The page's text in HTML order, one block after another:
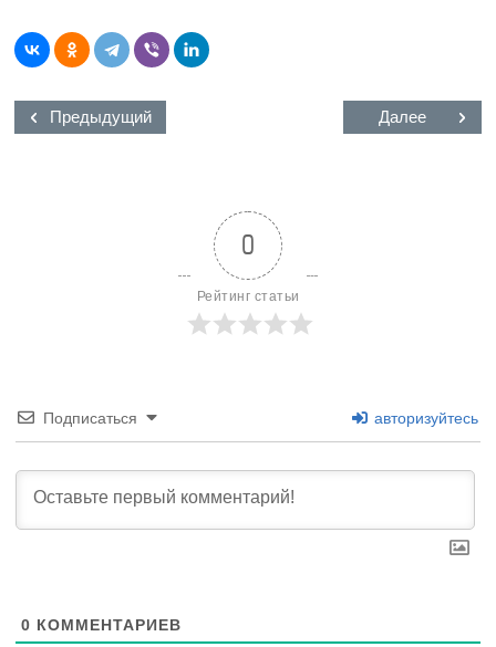
Далее
Предыдущий
0
Рейтинг статьи
Подписаться авторизуйтесь
0 КОММЕНТАРИЕВ